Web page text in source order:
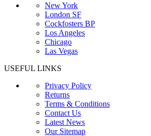
New York
London SF
Cockfosters BP
Los Angeles
Chicago
Las Vegas
USEFUL LINKS
Privacy Policy
Returns
Terms & Conditions
Contact Us
Latest News
Our Sitemap